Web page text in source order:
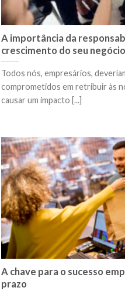
A importância da
crescimento do seu negócio
Todos nós, empresários,
comprometidos em retribuir às
causar um impacto [...]
A chave para o sucesso
prazo